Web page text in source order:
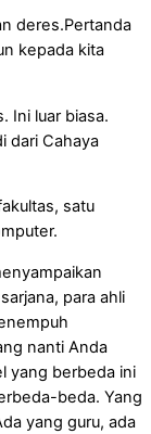
deres.Pertanda
kepada kita
Ini luar biasa.
dari Cahaya
satu
para ahli
nanti Anda
yang berbeda ini
beda. Yang
yang guru, ada